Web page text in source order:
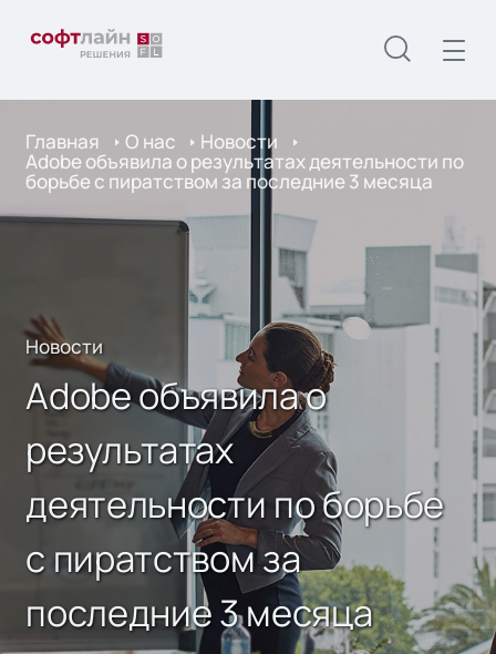
Главная О нас Новости
Adobe объявила о результатах деятельности по
борьбе с пиратством за последние 3 месяца
Новости
Adobe объявила о
результатах
деятельности по борьбе
с пиратством за
последние 3 месяца